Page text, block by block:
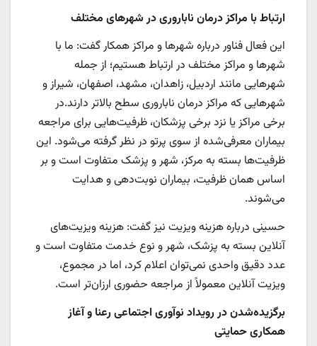
ارتباط با مراکز درمان ناباروری در شهرهای مختلف
این فعال فناور درباره شهرها و مراکز همکار گفت: ما با
شهرها و مراکز مختلف در ارتباط هستیم؛ از جمله
شهرهایی مانند اردبیل، زاهدان، مشهد، اصفهان، شیراز و
شهرهایی که مراکز درمان ناباروری سطح بالاتر دارند.در
برخی مراکز یا نزد برخی پزشکان، ظرفیت‌هایی برای مراجعه
بیماران معرفی‌شده از سوی پرتو در نظر گرفته می‌شود. این
ظرفیت‌ها بسته به مرکز، شهر و پزشک متفاوت است و بر
اساس همان ظرفیت، بیماران نوبت‌دهی و هدایت
می‌شوند.
حسینی درباره هزینه ویزیت نیز گفت: هزینه ویزیت‌های
آنلاین بسته به پزشک، شهر و نوع خدمت متفاوت است و
عدد دقیق واحدی نمی‌توان اعلام کرد، اما در مجموع،
ویزیت آنلاین معمولاً از مراجعه حضوری ارزان‌تر است.
برگزیده‌شدن در رویداد نوآوری اجتماعی رعنا و آغاز
همکاری حمایتی